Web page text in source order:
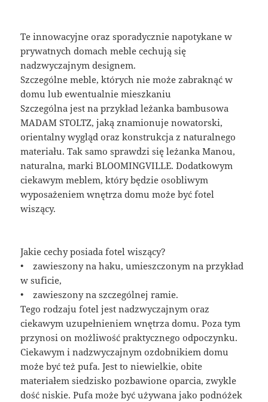
Te innowacyjne oraz sporadycznie napotykane w
prywatnych domach meble cechują się
nadzwyczajnym designem.
Szczególne meble, których nie może zabraknąć w
domu lub ewentualnie mieszkaniu
Szczególna jest na przykład leżanka bambusowa
MADAM STOLTZ, jaką znamionuje nowatorski,
orientalny wygląd oraz konstrukcja z naturalnego
materiału. Tak samo sprawdzi się leżanka Manou,
naturalna, marki BLOOMINGVILLE. Dodatkowym
ciekawym meblem, który będzie osobliwym
wyposażeniem wnętrza domu może być fotel
wiszący.
Jakie cechy posiada fotel wiszący?
• zawieszony na haku, umieszczonym na przykład
w suficie,
• zawieszony na szczególnej ramie.
Tego rodzaju fotel jest nadzwyczajnym oraz
ciekawym uzupełnieniem wnętrza domu. Poza tym
przynosi on możliwość praktycznego odpoczynku.
Ciekawym i nadzwyczajnym ozdobnikiem domu
może być też pufa. Jest to niewielkie, obite
materiałem siedzisko pozbawione oparcia, zwykle
dość niskie. Pufa może być używana jako podnóżek